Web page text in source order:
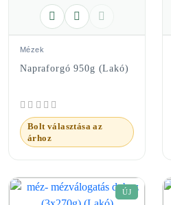
Mézek
Napraforgó 950g (Lakó)
Bolt választása az
árhoz
ÚJ